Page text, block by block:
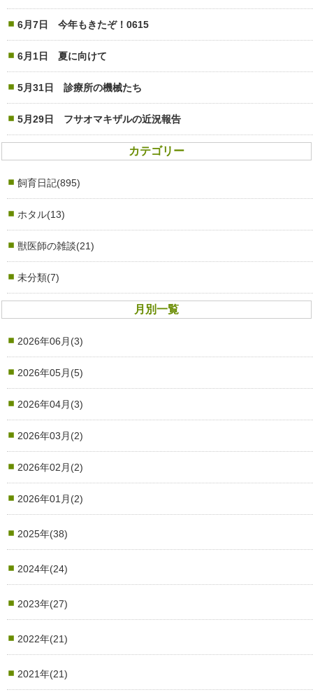
6月7日 今年もきたぞ！0615
6月1日 夏に向けて
5月31日 診療所の機械たち
5月29日 フサオマキザルの近況報告
カテゴリー
飼育日記(895)
ホタル(13)
獣医師の雑談(21)
未分類(7)
月別一覧
2026年06月(3)
2026年05月(5)
2026年04月(3)
2026年03月(2)
2026年02月(2)
2026年01月(2)
2025年(38)
2024年(24)
2023年(27)
2022年(21)
2021年(21)